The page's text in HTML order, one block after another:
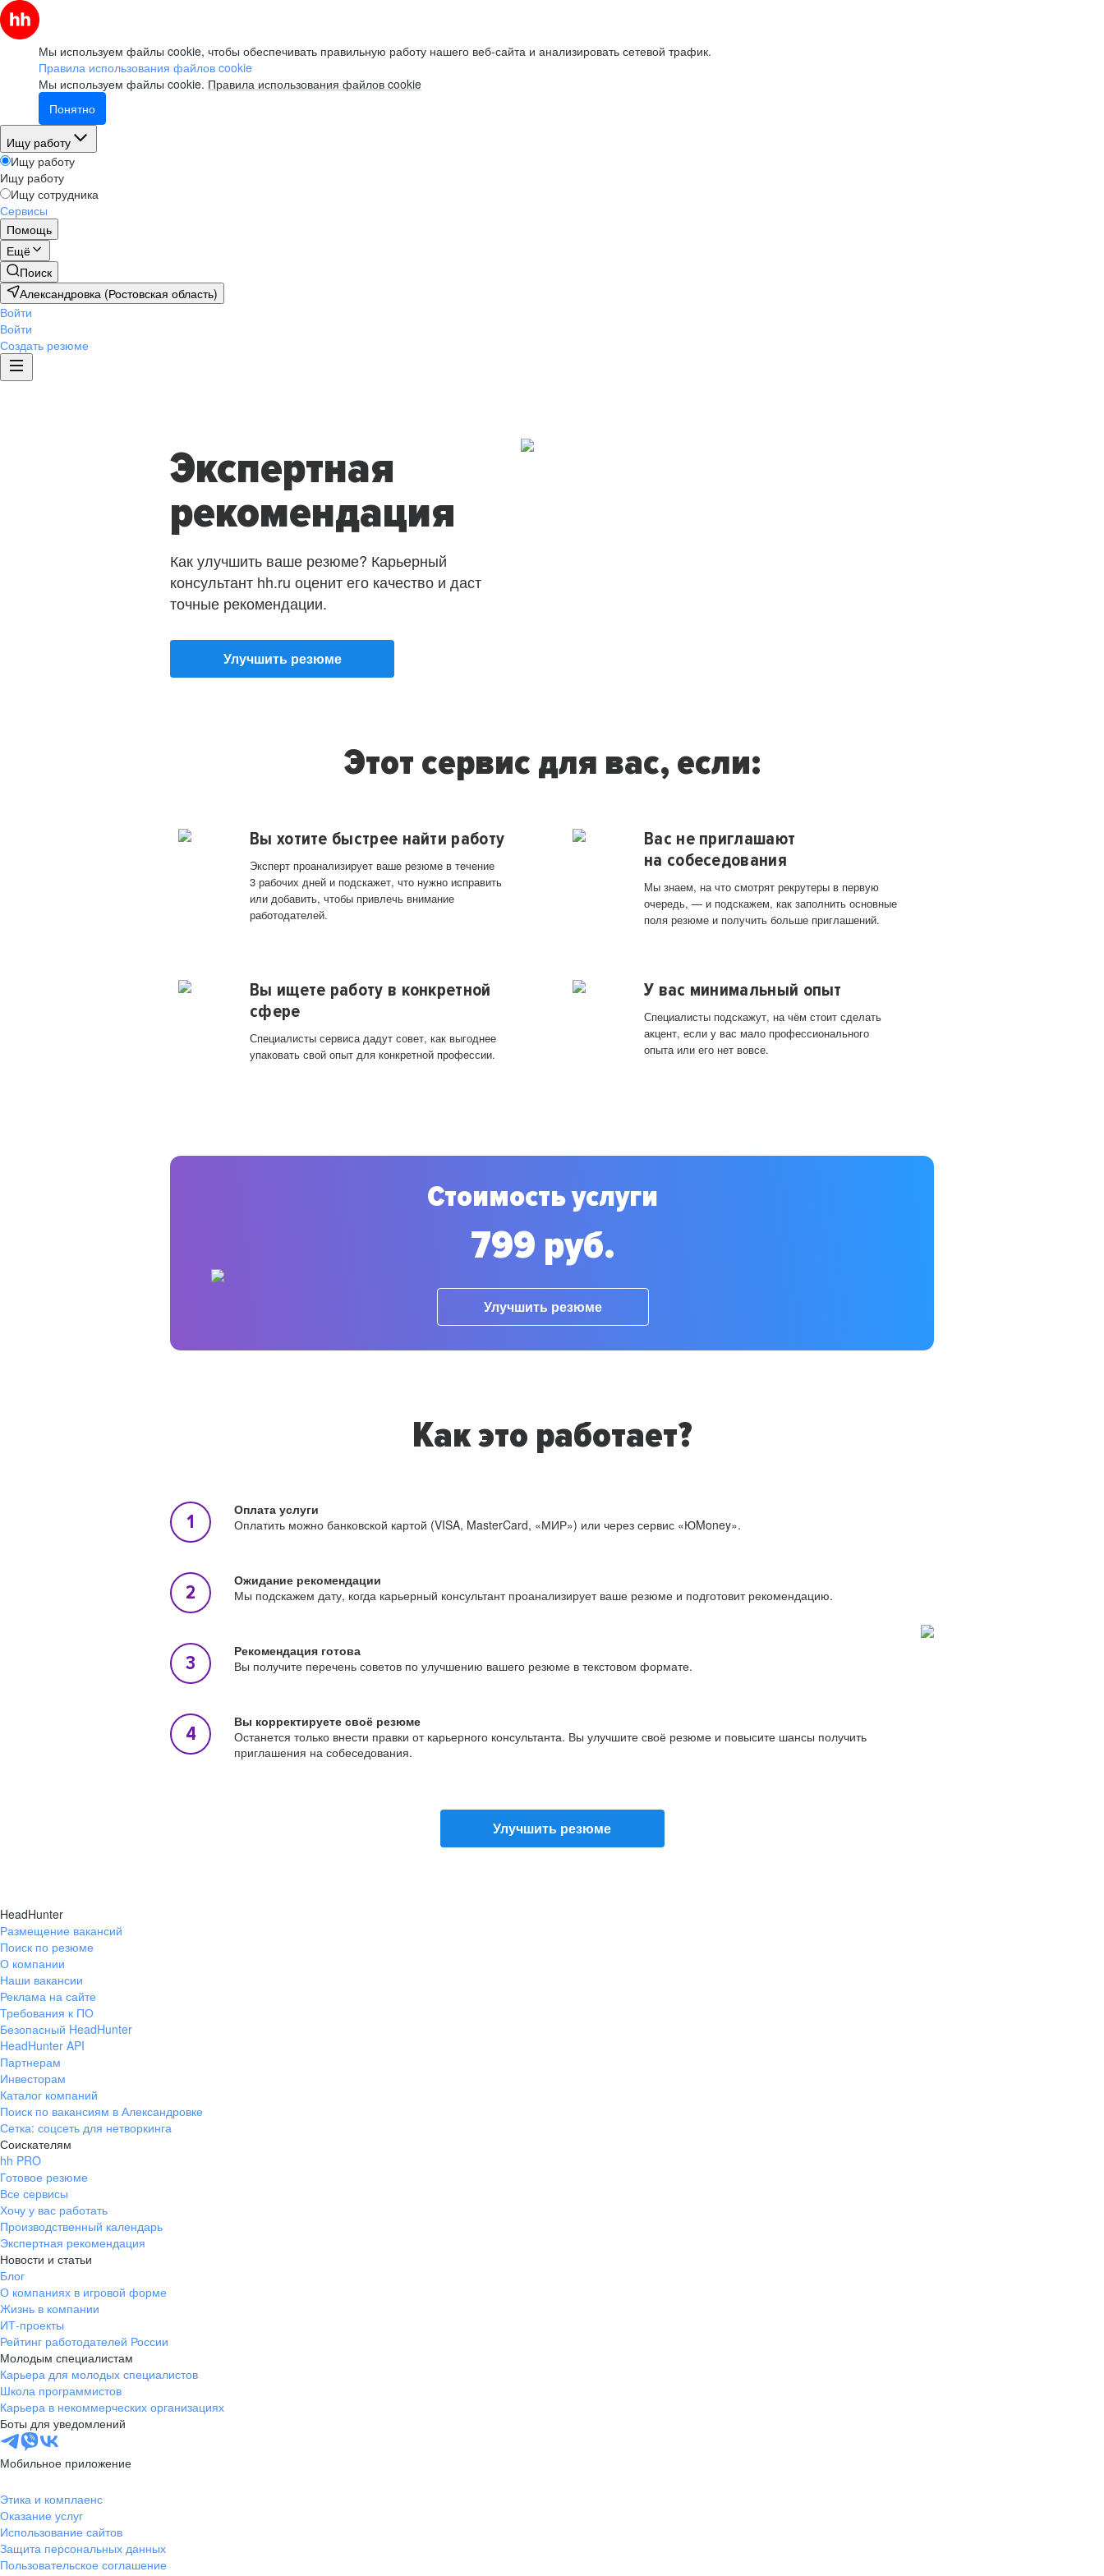
Мы используем файлы cookie, чтобы обеспечивать правильную работу нашего веб-сайта и анализировать сетевой трафик.
Правила использования файлов cookie
Мы используем файлы cookie. Правила использования файлов cookie
Понятно
Ищу работу
Ищу работу
Ищу работу
Ищу сотрудника
Сервисы
Помощь
Ещё
Поиск
Александровка (Ростовская область)
Войти
Войти
Создать резюме
Экспертная
рекомендация
Как улучшить ваше резюме? Карьерный
консультант hh.ru оценит его качество и даст
точные рекомендации.
Улучшить резюме
Этот сервис для вас, если:
Вы хотите быстрее найти работу
Эксперт проанализирует ваше резюме в течение
3 рабочих дней и подскажет, что нужно исправить
или добавить, чтобы привлечь внимание
работодателей.
Вас не приглашают
на собеседования
Мы знаем, на что смотрят рекрутеры в первую
очередь, — и подскажем, как заполнить основные
поля резюме и получить больше приглашений.
Вы ищете работу в конкретной
сфере
Специалисты сервиса дадут совет, как выгоднее
упаковать свой опыт для конкретной профессии.
У вас минимальный опыт
Специалисты подскажут, на чём стоит сделать
акцент, если у вас мало профессионального
опыта или его нет вовсе.
Стоимость услуги
799 руб.
Улучшить резюме
Как это работает?
Оплата услуги
Оплатить можно банковской картой (VISA, MasterCard, «МИР») или через сервис «ЮMoney».
Ожидание рекомендации
Мы подскажем дату, когда карьерный консультант проанализирует ваше резюме и подготовит рекомендацию.
Рекомендация готова
Вы получите перечень советов по улучшению вашего резюме в текстовом формате.
Вы корректируете своё резюме
Останется только внести правки от карьерного консультанта. Вы улучшите своё резюме и повысите шансы получить
приглашения на собеседования.
Улучшить резюме
HeadHunter
Размещение вакансий
Поиск по резюме
О компании
Наши вакансии
Реклама на сайте
Требования к ПО
Безопасный HeadHunter
HeadHunter API
Партнерам
Инвесторам
Каталог компаний
Поиск по вакансиям в Александровке
Сетка: соцсеть для нетворкинга
Соискателям
hh PRO
Готовое резюме
Все сервисы
Хочу у вас работать
Производственный календарь
Экспертная рекомендация
Новости и статьи
Блог
О компаниях в игровой форме
Жизнь в компании
ИТ-проекты
Рейтинг работодателей России
Молодым специалистам
Карьера для молодых специалистов
Школа программистов
Карьера в некоммерческих организациях
Боты для уведомлений
Мобильное приложение
Этика и комплаенс
Оказание услуг
Использование сайтов
Защита персональных данных
Пользовательское соглашение